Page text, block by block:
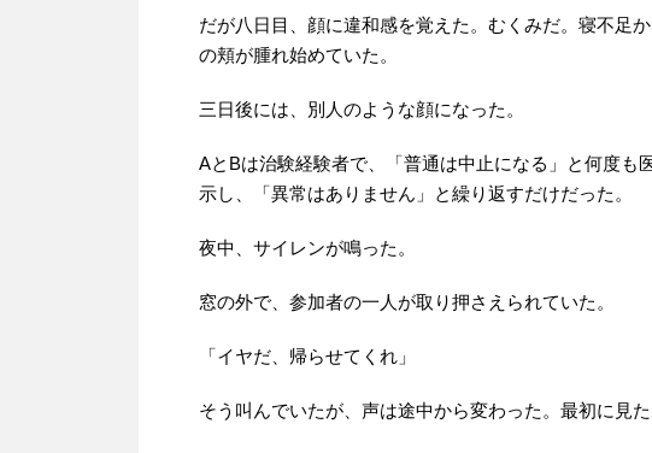
だが八日目、顔に違和感を覚えた。むくみだ。寝不足
の頬が腫れ始めていた。
三日後には、別人のような顔になった。
AとBは治験経験者で、「普通は中止になる」と何度も
示し、「異常はありません」と繰り返すだけだった。
夜中、サイレンが鳴った。
窓の外で、参加者の一人が取り押さえられていた。
「イヤだ、帰らせてくれ」
そう叫んでいたが、声は途中から変わった。最初に見た